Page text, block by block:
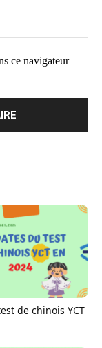
ce navigateur
de chinois YCT